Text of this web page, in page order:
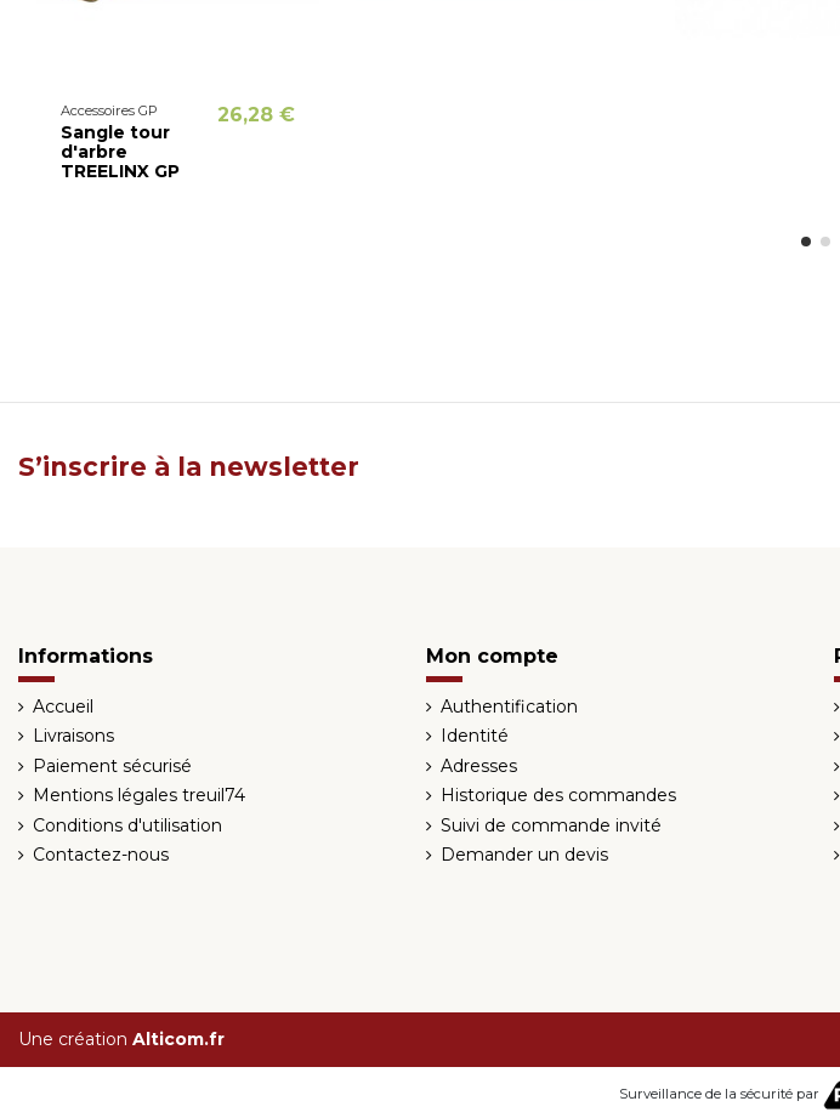
Accessoires GP
Sangle tour
d'arbre
TREELINX GP
26,28 €
S’inscrire à la newsletter
Informations
Accueil
Livraisons
Paiement sécurisé
Mentions légales treuil74
Conditions d'utilisation
Contactez-nous
Mon compte
Authentification
Identité
Adresses
Historique des commandes
Suivi de commande invité
Demander un devis
Une création Alticom.fr
Surveillance de la sécurité par